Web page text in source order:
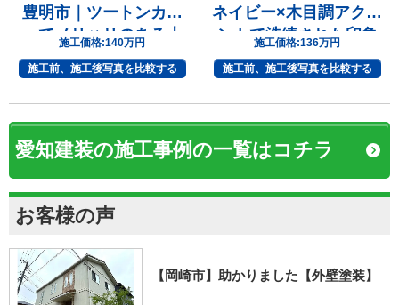
豊明市｜ツートンカラ
ーでメリハリのある上
質な住まいへ
施工価格:140万円
施工前、施工後写真を比較する
ネイビー×木目調アクセ
ントで洗練された印象
へ
施工価格:136万円
施工前、施工後写真を比較する
愛知建装の施工事例の一覧はコチラ
お客様の声
【岡崎市】助かりました【外壁塗装】